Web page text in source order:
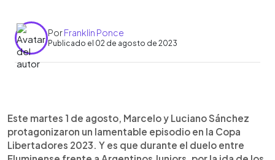
PorFranklin Ponce
Publicado el 02 de agosto de 2023
Escuchar artículo
Este martes 1 de agosto, Marcelo y Luciano Sánchez
protagonizaron un lamentable episodio en la Copa
Libertadores 2023. Y es que durante el duelo entre